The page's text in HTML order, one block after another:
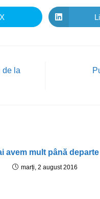
X
de la
avem mult până departe
marți, 2 august 2016